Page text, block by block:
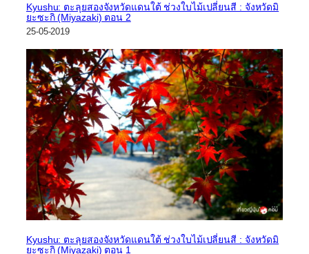
Kyushu: ตะลุยสองจังหวัดแดนใต้ ช่วงใบไม้เปลี่ยนสี : จังหวัดมิ
ยะซะกิ (Miyazaki) ตอน 2
25-05-2019
Kyushu: ตะลุยสองจังหวัดแดนใต้ ช่วงใบไม้เปลี่ยนสี : จังหวัดมิ
ยะซะกิ (Miyazaki) ตอน 1